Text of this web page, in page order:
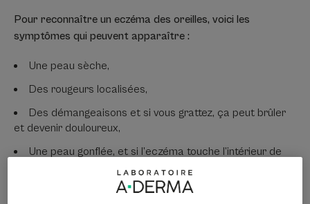
Pour reconnaître un eczéma des oreilles, voici les
symptômes qui peuvent apparaître :
Une peau sèche,
Des rougeurs localisées,
Des démangeaisons et si vous grattez, ça peut brûler
et devenir douloureux,
Une peau gonflée, et si l’eczéma touche l’intérieur de
l’oreille, vous pouvez même avoir l’impression d’entendre